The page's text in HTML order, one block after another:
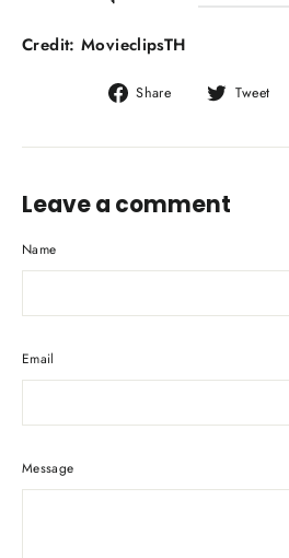
Credit: MovieclipsTH
Share
Share Tweet
Leave a comment
Name
Email
Message